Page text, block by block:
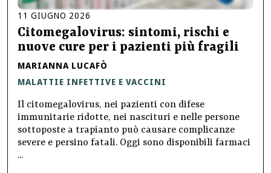
11 GIUGNO 2026
Citomegalovirus: sintomi, rischi e
nuove cure per i pazienti più fragili
MARIANNA LUCAFÒ
MALATTIE INFETTIVE E VACCINI
Il citomegalovirus, nei pazienti con difese
immunitarie ridotte, nei nascituri e nelle persone
sottoposte a trapianto può causare complicanze
severe e persino fatali. Oggi sono disponibili farmaci
...